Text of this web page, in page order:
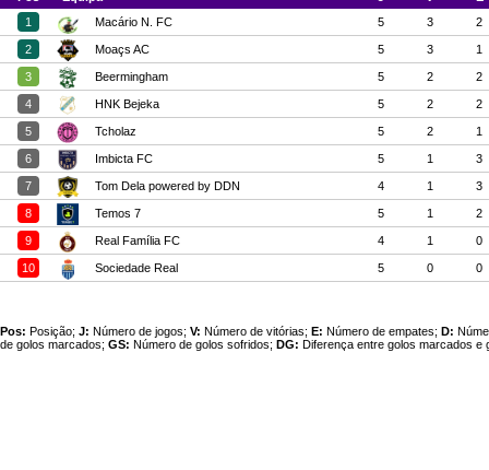
1
Macário N. FC 5 3 2
2 Moaçs AC 5 3 1
3 Beermingham 5 2 2
4 HNK Bejeka 5 2 2
5 Tcholaz 5 2 1
6 Imbicta FC 5 1 3
7 Tom Dela powered by DDN 4 1 3
8 Temos 7 5 1 2
9 Real Família FC 4 1 0
10 Sociedade Real 5 0 0
Pos: Posição; J: Número de jogos; V: Número de vitórias; E: Número de empates; D:
de golos marcados; GS: Número de golos sofridos; DG: Diferença entre golos marcados e